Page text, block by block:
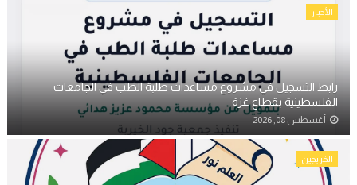
الأخبار
رابط التسجيل في مشروع مساعدات طلبة الطب في الجامعات
الفلسطينية بقطاع غزة
أغسطس 08, 2026
الخريجين